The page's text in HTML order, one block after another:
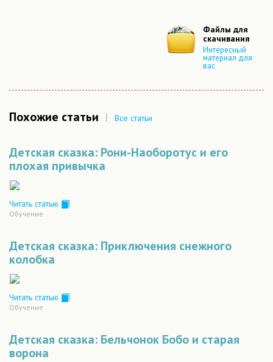
Файлы для
скачивания
Интересный
материал для
вас
Похожие статьи | Все статьи
Детская сказка: Рони-Наоборотус и его
плохая привычка
Читать статью
Обучение
Детская сказка: Приключения снежного
колобка
Читать статью
Обучение
Детская сказка: Бельчонок Бобо и старая
ворона